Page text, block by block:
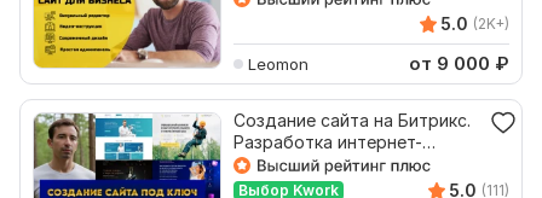
5.0 (2K+)
Leomon от 9 000 ₽
Создание сайта на Битрикс.
Разработка интернет-
магазина на WordPress
Выбор Kwork 5.0 (111)